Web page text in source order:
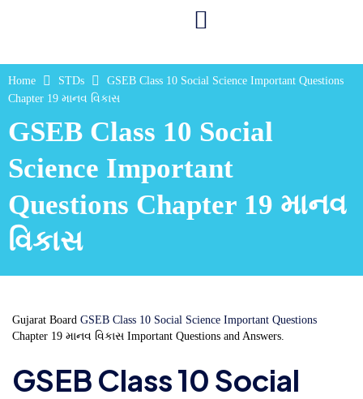
Home STDs
GSEB Class 10 Social Science Important Questions
Chapter 19 માનવ વિકાસ
GSEB Class 10 Social
Science Important
Questions Chapter 19 માનવ
વિકાસ
Gujarat Board GSEB Class 10 Social Science Important Questions
Chapter 19 માનવ વિકાસ Important Questions and Answers.
GSEB Class 10 Social